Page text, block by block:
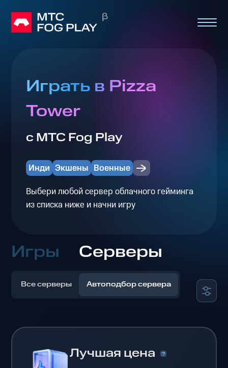
Играть в Pizza
Tower
с МТС Fog Play
Инди Экшены Военные
Выбери любой сервер облачного гейминга
из списка ниже и начни игру
Игры Серверы
Все серверы Автоподбор сервера
Лучшая цена